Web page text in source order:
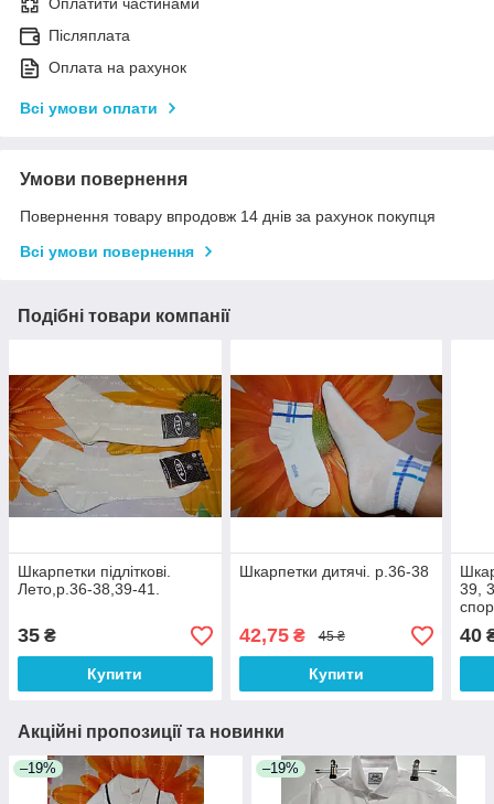
Оплатити частинами
Післяплата
Оплата на рахунок
Всі умови оплати
Умови повернення
Повернення товару впродовж 14 днів за рахунок покупця
Всі умови повернення
Подібні товари компанії
Шкарпетки підліткові.
Лето,р.36-38,39-41.
35 ₴
Купити
Шкарпетки дитячі. р.36-38
42,75₴ 45 ₴
Купити
39,
40
Акційні пропозиції та новинки
–19% –19%